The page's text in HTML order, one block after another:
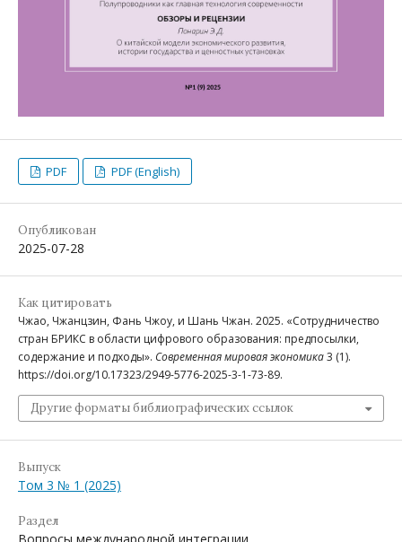
PDF PDF (English)
Опубликован
2025-07-28
Как цитировать
Чжао, Чжанцзин, Фань Чжоу, и Шань Чжан. 2025. «Сотрудничество
стран БРИКС в области цифрового образования: предпосылки,
содержание и подходы». Современная мировая экономика3 (1).
https://doi.org/10.17323/2949-5776-2025-3-1-73-89.
Другие форматы библиографических ссылок
Выпуск
Том 3 № 1 (2025)
Раздел